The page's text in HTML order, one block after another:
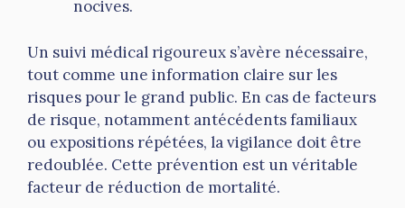
nocives.
Un suivi médical rigoureux s’avère nécessaire,
tout comme une information claire sur les
risques pour le grand public. En cas de facteurs
de risque, notamment antécédents familiaux
ou expositions répétées, la vigilance doit être
redoublée. Cette prévention est un véritable
facteur de réduction de mortalité.